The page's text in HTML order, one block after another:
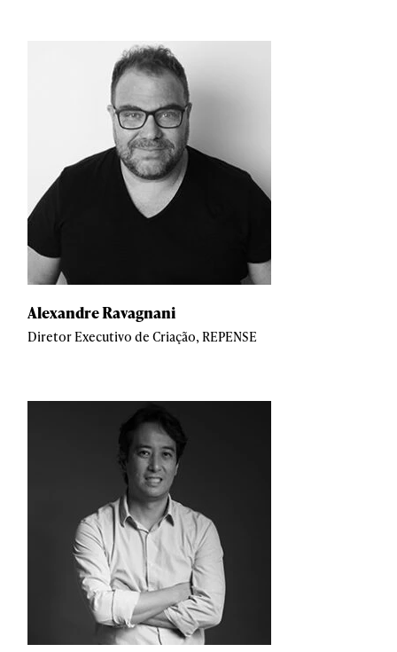
Alexandre Ravagnani
Diretor Executivo de Criação, REPENSE